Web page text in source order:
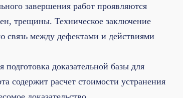
завершения работ проявляются
трещины. Техническое заключение
связь между дефектами и действиями
подготовка доказательной базы для
содержит расчет стоимости устранения